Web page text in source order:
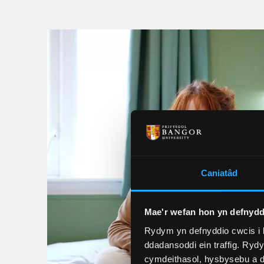
Caniatâd
Mae'r wefan hon yn
Rydym yn defnyddio cwcis
ddadansoddi ein traffig.
cymdeithasol, hysbysebu a